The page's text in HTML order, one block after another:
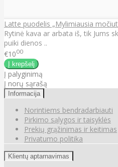
Latte puodelis „Mylimiausia
Rytinė kava ar arbata iš, tik Jums
puiki dienos ..
€1000
Į palyginimą
Į norų sąrašą
Informacija
Norintiems bendradarbiauti
Pirkimo sąlygos ir taisyklės
Prekių grąžinimas ir keitimas
Privatumo politika
Klientų aptarnavimas